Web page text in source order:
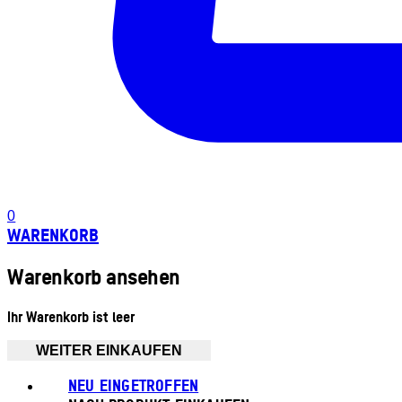
0
WARENKORB
Warenkorb ansehen
Ihr Warenkorb ist leer
WEITER EINKAUFEN
NEU EINGETROFFEN